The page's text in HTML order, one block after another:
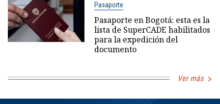
Pasaporte
Pasaporte en Bogotá: esta es la
lista de SuperCADE habilitados
para la expedición del
documento
Ver más